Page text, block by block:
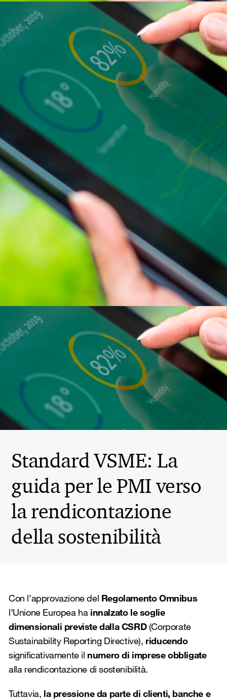
Standard VSME: La
guida per le PMI verso
la rendicontazione
della sostenibilità
Con l’approvazione del Regolamento Omnibus
l’Unione Europea ha innalzato le soglie
dimensionali previste dalla CSRD(Corporate
Sustainability Reporting Directive), riducendo
significativamente il numero di imprese obbligate
alla rendicontazione di sostenibilità.
Tuttavia, la pressione da parte di clienti, banche e